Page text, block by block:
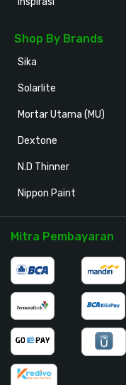
Shop By Brands
Sika
Solarlite
Mortar Utama (MU)
Dextone
N.D Thinner
Nippon Paint
Mitra Pembayaran